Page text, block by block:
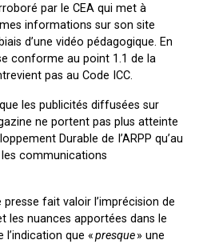
par le CEA qui met à
informations sur son site
d’une vidéo pédagogique. En
conforme au point 1.1 de la
pas au Code ICC.
les publicités diffusées sur
ne portent pas plus atteinte
Durable de I’ARPP qu’au
communications
presse fait valoir l’imprécision de
les nuances apportées dans le
que «presque» une